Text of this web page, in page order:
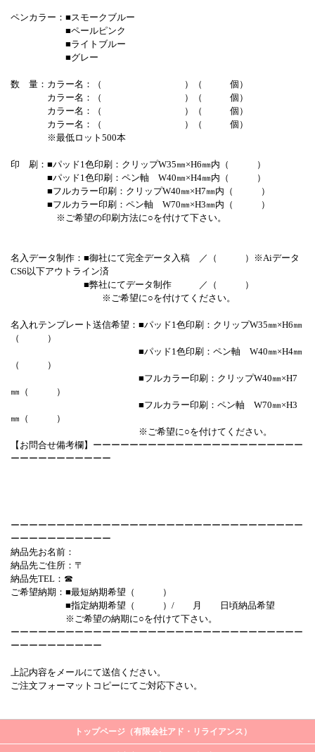
ペンカラー：■スモークブルー
■ペールピンク
■ライトブルー
■グレー
数 量：カラー名：（ ）（ 個）
カラー名：（ ）（ 個）
カラー名：（ ）（ 個）
カラー名：（ ）（ 個）
※最低ロット500本
印 刷：■パッド1色印刷：クリップW35㎜×H6㎜内（ ）
■パッド1色印刷：ペン軸 W40㎜×H4㎜内（ ）
■フルカラー印刷：クリップW40㎜×H7㎜内（ ）
■フルカラー印刷：ペン軸 W70㎜×H3㎜内（ ）
※ご希望の印刷方法に○を付けて下さい。
名入データ制作：■御社にて完全データ入稿 ／（ ）※Aiデータ
CS6以下アウトライン済
■弊社にてデータ制作 ／（ ）
※ご希望に○を付けてください。
名入れテンプレート送信希望：■パッド1色印刷：クリップW35㎜×H6㎜
（ ）
■パッド1色印刷：ペン軸 W40㎜×H4㎜
（ ）
■フルカラー印刷：クリップW40㎜×H7
㎜（ ）
■フルカラー印刷：ペン軸 W70㎜×H3
㎜（ ）
※ご希望に○を付けてください。
【お問合せ備考欄】ーーーーーーーーーーーーーーーーーーーーーーー
ーーーーーーーーーーー
ーーーーーーーーーーーーーーーーーーーーーーーーーーーーーーーー
ーーーーーーーーーーー
納品先お名前：
納品先ご住所：〒
納品先TEL：☎
ご希望納期：■最短納期希望（ ）
■指定納期希望（ ）/ 月 日頃納品希望
※ご希望の納期に○を付けて下さい。
ーーーーーーーーーーーーーーーーーーーーーーーーーーーーーーーー
ーーーーーーーーーー
上記内容をメールにて送信ください。
ご注文フォーマットコピーにてご対応下さい。
トップページ（有限会社アド・リライアンス）